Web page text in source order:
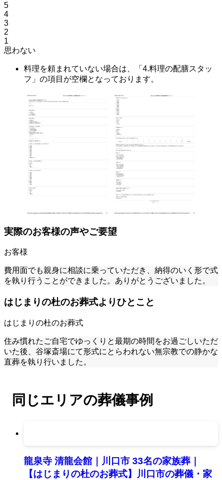
5
4
3
2
1
思わない
料理を頼まれていない場合は、「4.料理の配膳スタッ
フ」の項目が空欄となっております。
実際のお客様の声やご要望
お客様
費用面でも親身に相談に乗っていただき、納得のいく形で式
を執り行うことができました。ありがとうございました。
はじまりの杜のお葬式よりひとこと
はじまりの杜のお葬式
住み慣れたご自宅でゆっくりと最期の時間をお過ごしいただ
いた後、谷塚斎場にて形式にとらわれない無宗教での静かな
直葬を執り行いました。
同じエリアの葬儀事例
龍泉寺 清龍会館｜川口市 33名の家族葬｜
【はじまりの杜のお葬式】川口市の葬儀・家